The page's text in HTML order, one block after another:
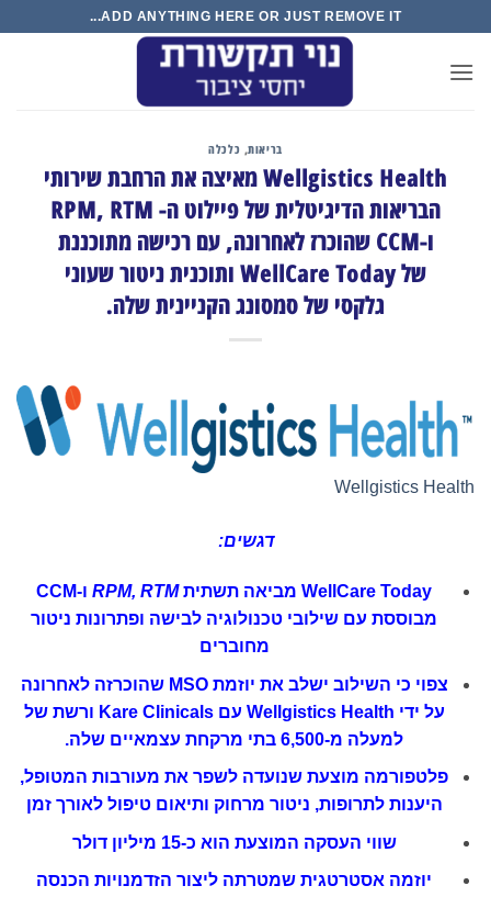
content
ADD ANYTHING HERE OR JUST REMOVE IT...
בריאות, כלכלה
Wellgistics Health מאיצה את הרחבת שירותי
הבריאות הדיגיטלית של פיילוט ה- RPM, RTM
ו-CCM שהוכרז לאחרונה, עם רכישה מתוכננת
של WellCare Today ותוכנית ניטור שעוני
גלקסי של סמסונג הקניינית שלה.
Wellgistics Health
דגשים:
WellCare Todayמביאה תשתית RPM,RTM ו-CCM
מבוססת עם שילובי טכנולוגיה לבישה ופתרונות ניטור
מחוברים
צפוי כי השילוב ישלב את יוזמתMSO שהוכרזה לאחרונה
על ידי Wellgistics Health עםKare Clinicals ורשת של
למעלה מ-6,500 בתי מרקחת עצמאיים שלה.
פלטפורמה מוצעת שנועדה לשפר את מעורבות המטופל,
היענות לתרופות, ניטור מרחוק ותיאום טיפול לאורך זמן
שווי העסקה המוצעת הוא כ-15 מיליון דולר
יוזמה אסטרטגית שמטרתה ליצור הזדמנויות הכנסה